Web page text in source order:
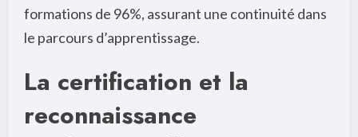
formations de 96%, assurant une continuité dans
le parcours d’apprentissage.
La certification et la
reconnaissance